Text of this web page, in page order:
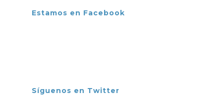
Estamos en Facebook
Síguenos en Twitter